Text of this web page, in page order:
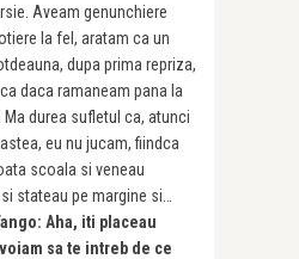
Aveam genunchiere
la fel, aratam ca un
dupa prima repriza,
daca ramaneam pana la
durea sufletul ca, atunci
eu nu jucam, fiindca
scoala si veneau
stateau pe margine si…
Aha, iti placeau
sa te intreb de ce